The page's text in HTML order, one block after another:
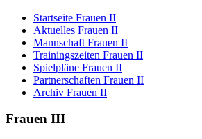
Startseite Frauen II
Aktuelles Frauen II
Mannschaft Frauen II
Trainingszeiten Frauen II
Spielpläne Frauen II
Partnerschaften Frauen II
Archiv Frauen II
Frauen III